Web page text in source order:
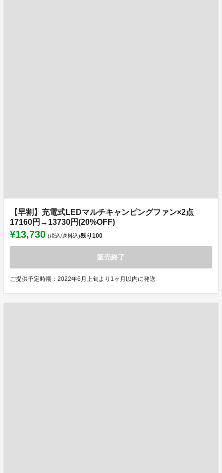
【早割】充電式LEDマルチキャンピングファン×2点
17160円→13730円(20%OFF)
¥13,730 (税込/送料込)残り100
販売終了
ご提供予定時期：2022年6月上旬より1ヶ月以内に発送